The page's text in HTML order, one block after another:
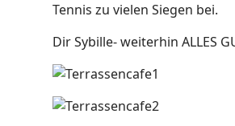
Tennis zu vielen Siegen bei.
Dir Sybille- weiterhin ALLES